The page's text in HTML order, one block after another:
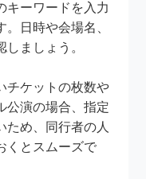
キーワードを入力
日時や会場名、
ましょう。
チケットの枚数や
公演の場合、指定
ため、同行者の人
くとスムーズで